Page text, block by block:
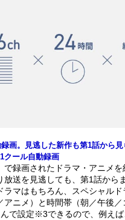
画。見逃した新作も第1話から見
クール自動録画
で録画されたドラマ・アニメ
放送を見逃しても、第1話から
ラマはもちろん、スペシャル
アニメ）と時間帯（朝／午後
で設定※3できるので、例えば